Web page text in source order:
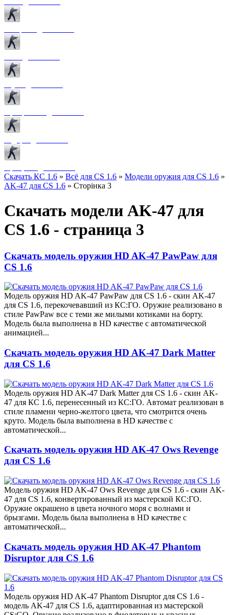
Скачать КС 1.6 » Всё для CS 1.6 » Модели оружия для CS 1.6 »
AK-47 для CS 1.6 » Сторінка 3
Скачать модели AK-47 для
CS 1.6 - страница 3
Скачать модель оружия HD AK-47 PawPaw для
CS 1.6
Модель оружия HD AK-47 PawPaw для CS 1.6 - скин AK-47
для CS 1.6, перекочевавший из КС:ГО. Оружие реализовано в
стиле PawPaw все с теми же милыми котиками на борту.
Модель была выполнена в HD качестве с автоматической
анимацией...
Скачать модель оружия HD AK-47 Dark Matter
для CS 1.6
Модель оружия HD AK-47 Dark Matter для CS 1.6 - скин AK-
47 для КС 1.6, перенесенный из КС:ГО. Автомат реализован в
стиле пламени черно-желтого цвета, что смотрится очень
круто. Модель была выполнена в HD качестве с
автоматической...
Скачать модель оружия HD AK-47 Ows Revenge
для CS 1.6
Модель оружия HD AK-47 Ows Revenge для CS 1.6 - скин AK-
47 для CS 1.6, конвертированный из мастерской КС:ГО.
Оружие окрашено в цвета ночного моря с волнами и
брызгами. Модель была выполнена в HD качестве с
автоматической...
Скачать модель оружия HD AK-47 Phantom
Disruptor для CS 1.6
Модель оружия HD AK-47 Phantom Disruptor для CS 1.6 -
модель AK-47 для CS 1.6, адаптированная из мастерской